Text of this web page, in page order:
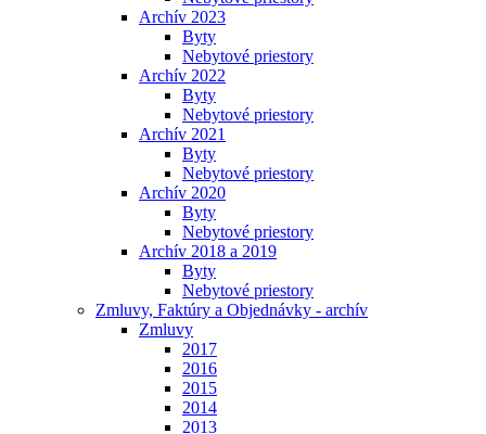
Archív 2023
Byty
Nebytové priestory
Archív 2022
Byty
Nebytové priestory
Archív 2021
Byty
Nebytové priestory
Archív 2020
Byty
Nebytové priestory
Archív 2018 a 2019
Byty
Nebytové priestory
Zmluvy, Faktúry a Objednávky - archív
Zmluvy
2017
2016
2015
2014
2013